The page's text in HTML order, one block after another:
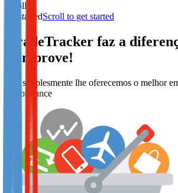
Scroll to
get startedScroll to get started
TradeTracker faz a
Comprove!
Nós simplesmente lhe oferecemos o melhor
Performance